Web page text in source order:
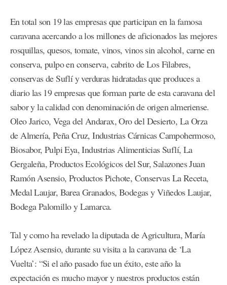
En total son 19 las empresas que participan en la famosa
caravana acercando a los millones de aficionados las mejores
rosquillas, quesos, tomate, vinos, vinos sin alcohol, carne en
conserva, pulpo en conserva, cabrito de Los Filabres,
conservas de Suflí y verduras hidratadas que produces a
diario las 19 empresas que forman parte de esta caravana del
sabor y la calidad con denominación de origen almeriense.
Oleo Jarico, Vega del Andarax, Oro del Desierto, La Orza
de Almería, Peña Cruz, Industrias Cárnicas Campohermoso,
Biosabor, Pulpi Eya, Industrias Alimenticias Suflí, La
Gergaleña, Productos Ecológicos del Sur, Salazones Juan
Ramón Asensio, Productos Pichote, Conservas La Receta,
Medal Laujar, Barea Granados, Bodegas y Viñedos Laujar,
Bodega Palomillo y Lamarca.
Tal y como ha revelado la diputada de Agricultura, María
López Asensio, durante su visita a la caravana de ‘La
Vuelta’: “Si el año pasado fue un éxito, este año la
expectación es mucho mayor y nuestros productos están